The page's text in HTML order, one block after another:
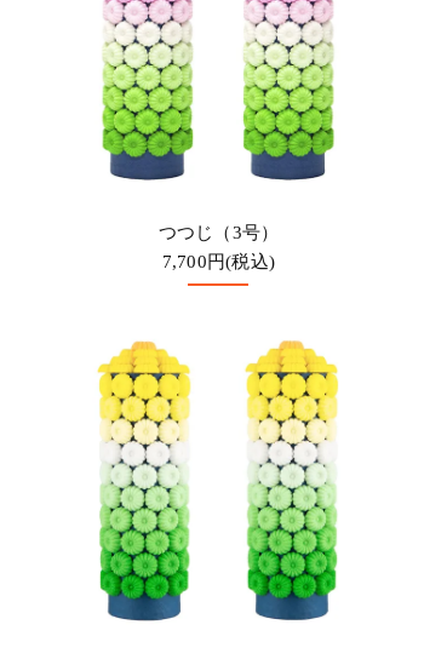
つつじ（3号）
7,700円(税込)